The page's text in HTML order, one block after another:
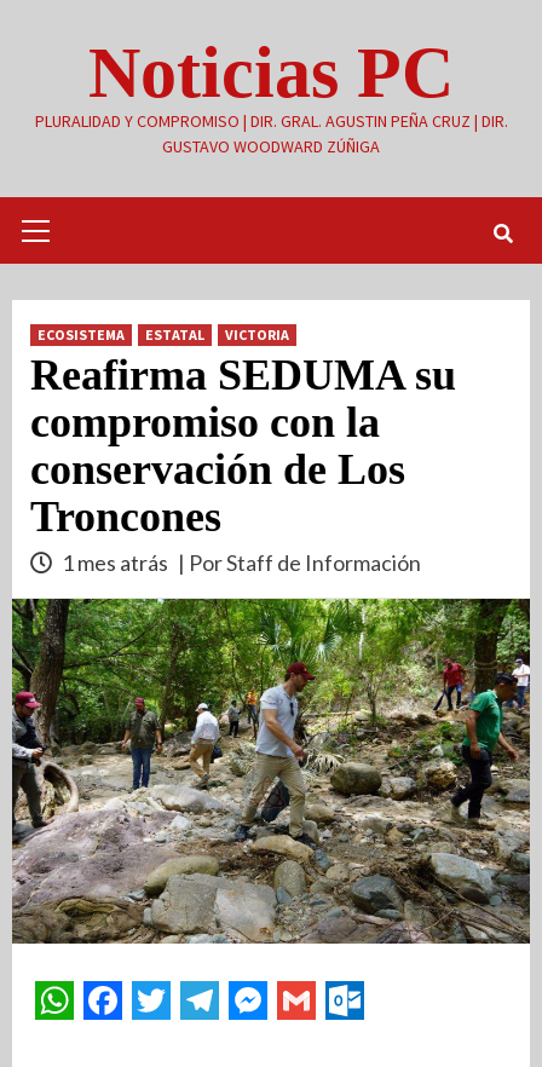
Noticias PC
PLURALIDAD Y COMPROMISO | DIR. GRAL. AGUSTIN PEÑA CRUZ | DIR.
GUSTAVO WOODWARD ZÚÑIGA
primario
ECOSISTEMA ESTATAL VICTORIA
Reafirma SEDUMA su
compromiso con la
conservación de Los
Troncones
1 mes atrás | Por Staff de Información